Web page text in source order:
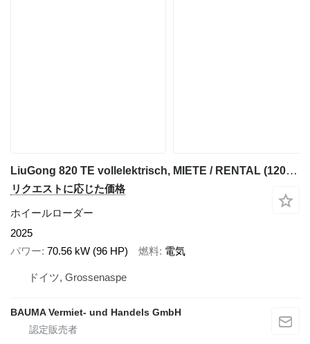
LiuGong 820 TE vollelektrisch, MIETE / RENTAL (12005253)
リクエストに応じた価格
ホイールローダー
2025
パワー 70.56 kW (96 HP) 燃料 電気
ドイツ, Grossenaspe
BAUMA Vermiet- und Handels GmbH